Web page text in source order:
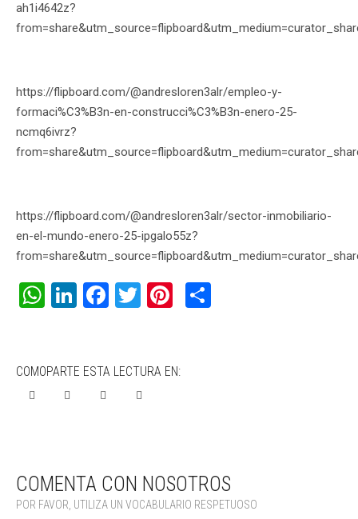
ah1i4642z?
https://flipboard.com/@andresloren3alr/empleo-y-
formaci%C3%B3n-en-construcci%C3%B3n-enero-25-
ncmq6ivrz?
https://flipboard.com/@andresloren3alr/sector-inmobiliario-
en-el-mundo-enero-25-ipgalo55z?
WhatsApp
LinkedIn
Facebook
TwitterPinterest
COMOPARTE ESTA LECTURA EN:
COMENTA CON NOSOTROS
POR FAVOR, UTILIZA UN VOCABULARIO RESPETUOSO